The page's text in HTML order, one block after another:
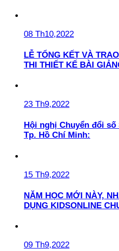
08 Th10,2022
LỄ TỔNG KẾT VÀ
THI THIẾT KẾ BÀI
23 Th9,2022
Hội nghị Chuyển đổi
Tp. Hồ Chí Minh:
15 Th9,2022
NĂM HỌC MỚI NÀY,
DỤNG KIDSONLINE
09 Th9,2022